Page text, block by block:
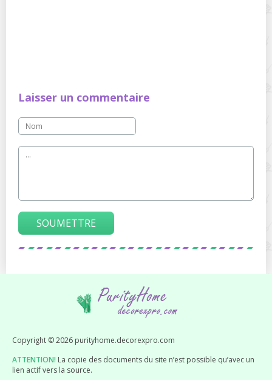
Laisser un commentaire
SOUMETTRE
Copyright © 2026 purityhome.decorexpro.com
ATTENTION! La copie des documents du site n’est possible qu’avec un
lien actif vers la source.